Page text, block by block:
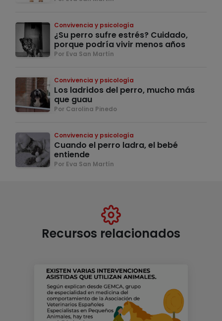
Convivencia y psicología
¿Su perro sufre estrés? Cuidado,
porque podría vivir menos años
Por Eva San Martín
Convivencia y psicología
Los ladridos del perro, mucho más
que guau
Por Carolina Pinedo
Convivencia y psicología
Cuando el perro ladra, el bebé
entiende
Por Eva San Martín
Recursos relacionados